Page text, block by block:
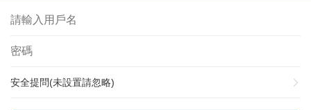
安全提問(未設置請忽略)